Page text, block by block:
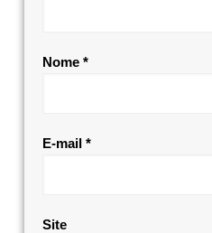
Nome *
E-mail *
Site